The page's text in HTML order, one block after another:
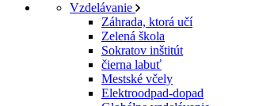
Vzdelávanie
Záhrada, ktorá učí
Zelená škola
Sokratov inštitút
čierna labuť
Mestské včely
Elektroodpad-dopad